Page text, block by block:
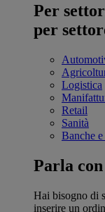
Per
per
Logistica
Retail
Sanità
Banche
Parla
Hai bisogno di
inserire un